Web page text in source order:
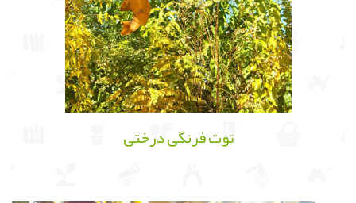
توت فرنگی درختی